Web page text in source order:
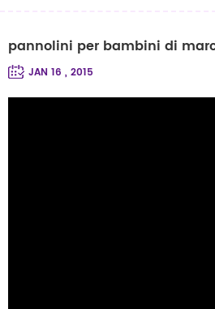
pannolini per bambini di
JAN 16 , 2015